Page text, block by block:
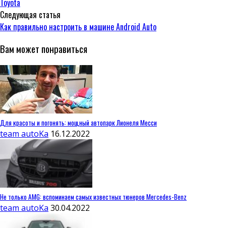
Следующая статья
Как правильно настроить в машине Android Auto
Вам может понравиться
Для красоты и погонять: мощный автопарк Лионеля Месси
team autoKa 16.12.2022
Не только AMG: вспоминаем самых известных тюнеров Mercedes-Benz
team autoKa 30.04.2022